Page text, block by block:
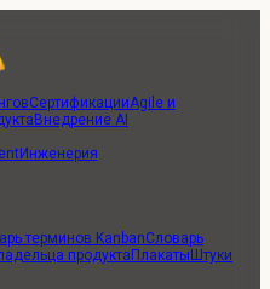
СертификацииAgile и
Внедрение AI
Инженерия
терминов KanbanСловарь
продукта Плакаты Штуки